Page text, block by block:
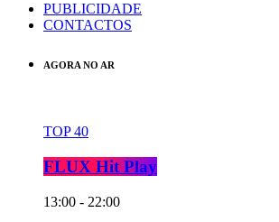
PUBLICIDADE
CONTACTOS
AGORA NO AR
TOP 40
FLUX Hit Play
13:00 - 22:00